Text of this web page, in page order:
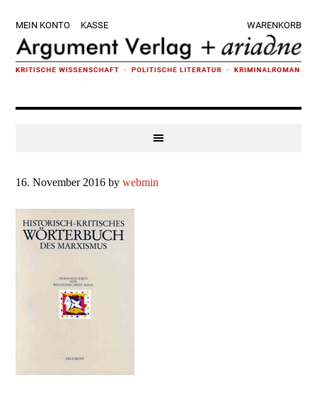
Hauptnavigation
springen
main
content
Hauptsidebar
springen
Fußzeile
springen
MEIN KONTO KASSE WARENKORB
16. November 2016 bywebmin